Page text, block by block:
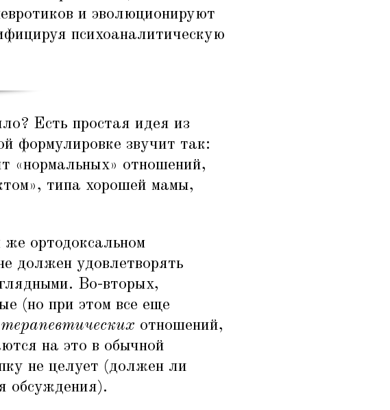
и эволюционируют
психоаналитическую
Есть простая идея из
формулировке звучит так:
«нормальных» отношений,
типа хорошей мамы,
же ортодоксальном
должен удовлетворять
Во-вторых,
(но при этом все еще
терапевтических отношений,
на это в обычной
не целует (должен ли
обсуждения).